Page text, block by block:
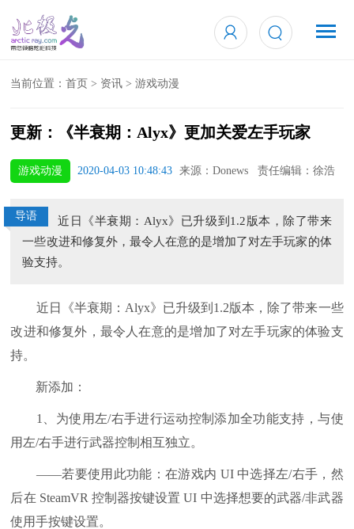
当前位置：首页 > 资讯 >游戏动漫
更新：《半衰期：Alyx》更加关爱左手玩家
游戏动漫 2020-04-03 10:48:43 来源：Donews 责任编辑：徐浩
导语
近日《半衰期：Alyx》已升级到1.2版本，除了带来
一些改进和修复外，最令人在意的是增加了对左手玩家的体
验支持。
近日《半衰期：Alyx》已升级到1.2版本，除了带来一些
改进和修复外，最令人在意的是增加了对左手玩家的体验支
持。
新添加：
1、为使用左/右手进行运动控制添加全功能支持，与使
用左/右手进行武器控制相互独立。
——若要使用此功能：在游戏内 UI 中选择左/右手，然
后在 SteamVR 控制器按键设置 UI 中选择想要的武器/非武器
使用手按键设置。